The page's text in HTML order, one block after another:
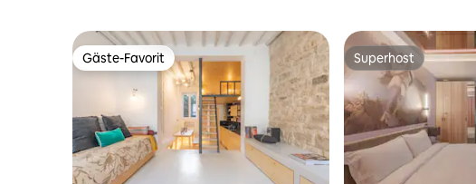
Gäste-Favorit
Gäste-Favorit Superhost
Superhost